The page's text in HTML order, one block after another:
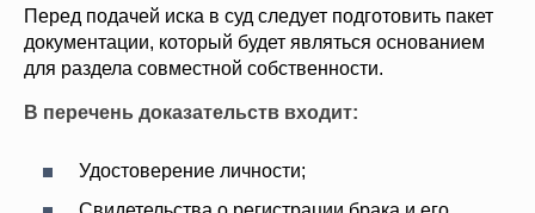
Перед подачей иска в суд следует подготовить пакет
документации, который будет являться основанием
для раздела совместной собственности.
В перечень доказательств входит:
Удостоверение личности;